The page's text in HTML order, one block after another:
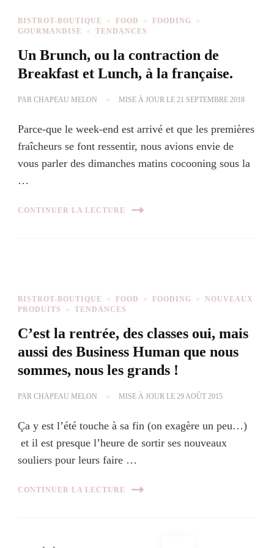
BISTROT-BOUTIQUE FOOD
FOODING
GOURMANDISE
TENDANCES
Un Brunch, ou la contraction de
Breakfast et Lunch, à la française.
PAR CHAPEAU MELON MISE À JOUR LE 21 SEPTEMBRE 2018
Parce-que le week-end est arrivé et que les premières
fraîcheurs se font ressentir, nous avions envie de
vous parler des dimanches matins cocooning sous la
…
CONTINUER LA LECTURE
BISTROT-BOUTIQUE FOOD FOODING
NOUVEAUX
PRODUITS
TENDANCES
C’est la rentrée, des classes oui, mais
aussi des Business Human que nous
sommes, nous les grands !
PAR CHAPEAU MELON MISE À JOUR LE 29 AOÛT 2015
Ça y est l’été touche à sa fin (on exagère un peu…)
et il est presque l’heure de sortir ses nouveaux
souliers pour leurs faire …
CONTINUER LA LECTURE